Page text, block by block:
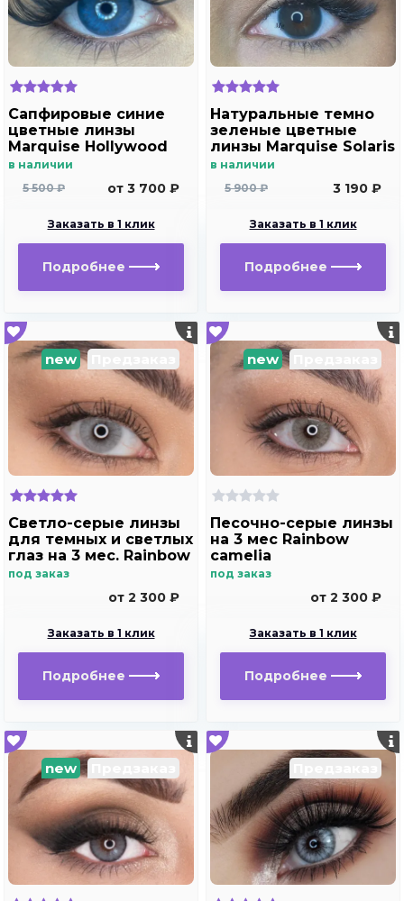
Сапфировые синие
цветные линзы
Marquise Hollywood
dark blue
в наличии
5 500 ₽
от 3 700 ₽
Заказать в 1 клик
Подробнее
Натуральные темно
зеленые цветные
линзы Marquise Solaris
green
в наличии
5 900 ₽
3 190 ₽
Заказать в 1 клик
Подробнее
new
Светло-серые линзы
для темных и светлых
глаз на 3 мес. Rainbow
ice
под заказ
от 2 300 ₽
Заказать в 1 клик
Подробнее
new
Песочно-серые линзы
на 3 мес Rainbow
camelia
под заказ
от 2 300 ₽
Заказать в 1 клик
Подробнее
new